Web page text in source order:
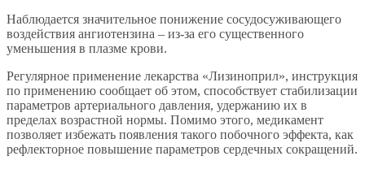
Наблюдается значительное понижение сосудосуживающего
воздействия ангиотензина – из-за его существенного
уменьшения в плазме крови.
Регулярное применение лекарства «Лизиноприл», инструкция
по применению сообщает об этом, способствует стабилизации
параметров артериального давления, удержанию их в
пределах возрастной нормы. Помимо этого, медикамент
позволяет избежать появления такого побочного эффекта, как
рефлекторное повышение параметров сердечных сокращений.